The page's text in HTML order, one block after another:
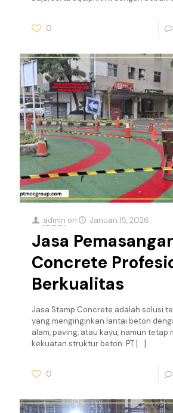
0
admin on Januari 15, 2026
Jasa
Concrete
Berkualitas
Jasa Stamp Concrete adalah solusi
yang menginginkan lantai beton
alam, paving, atau kayu, namun tetap
kekuatan struktur beton. PT […]
0